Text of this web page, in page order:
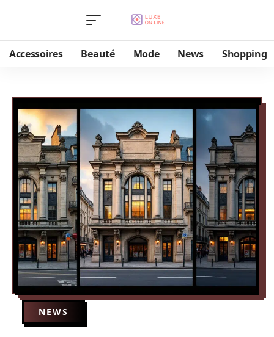
Accessoires Beauté Mode News Shopping
NEWS